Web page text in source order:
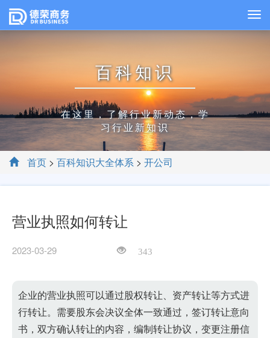
百科知识
在这里，了解行业新动态，学
习行业新知识
首页 > 百科知识大全体系 > 开公司
营业执照如何转让
2023-03-29 343
企业的营业执照可以通过股权转让、资产转让等方式进
行转让。需要股东会决议全体一致通过，签订转让意向
书，双方确认转让的内容，编制转让协议，变更注册信